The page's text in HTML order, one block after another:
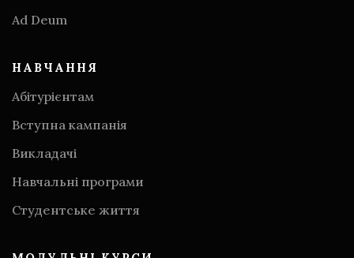
Аd Deum
НАВЧАННЯ
Абітурієнтам
Вступна кампанія
Викладачі
Навчальні програми
Студентське життя